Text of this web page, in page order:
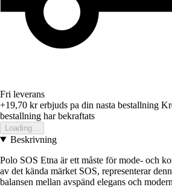
Fri leverans
+19,70 krerbjuds pa din nasta bestallning
bestallning har bekraftats
Loading...
Beskrivning
Polo SOS Etna är ett måste för mode- och
av det kända märket SOS, representerar
balansen mellan avspänd elegans och